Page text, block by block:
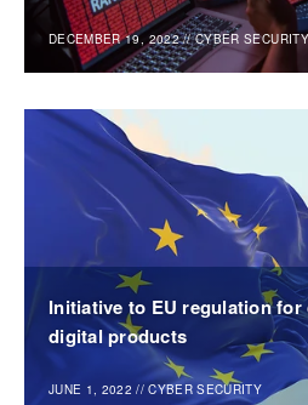
DECEMBER 19, 2022 //CYBER SECURITY
Initiative to EU regulation
digital products
JUNE 1, 2022 //CYBER SECURITY